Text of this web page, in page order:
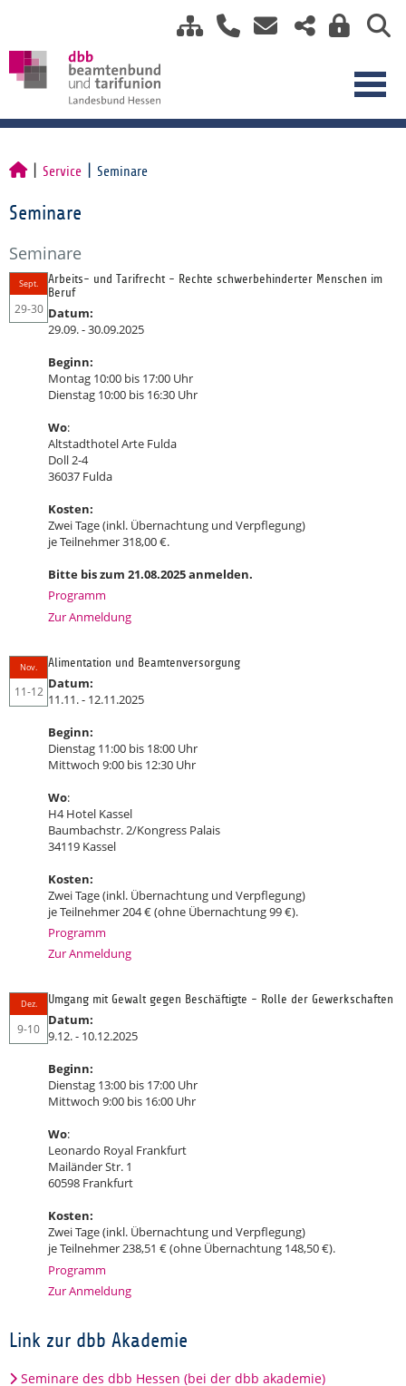
Service Seminare
Seminare
Seminare
Sept.
29-30
Arbeits- und Tarifrecht - Rechte schwerbehinderter Menschen im
Beruf
Datum:
29.09. - 30.09.2025
Beginn:
Montag 10:00 bis 17:00 Uhr
Dienstag 10:00 bis 16:30 Uhr
Wo:
Altstadthotel Arte Fulda
Doll 2-4
36037 Fulda
Kosten:
Zwei Tage (inkl. Übernachtung und Verpflegung)
je Teilnehmer 318,00 €.
Bitte bis zum 21.08.2025 anmelden.
Programm
Zur Anmeldung
Nov.
11-12
Alimentation und Beamtenversorgung
Datum:
11.11. - 12.11.2025
Beginn:
Dienstag 11:00 bis 18:00 Uhr
Mittwoch 9:00 bis 12:30 Uhr
Wo:
H4 Hotel Kassel
Baumbachstr. 2/Kongress Palais
34119 Kassel
Kosten:
Zwei Tage (inkl. Übernachtung und Verpflegung)
je Teilnehmer 204 € (ohne Übernachtung 99 €).
Programm
Zur Anmeldung
Dez.
9-10
Umgang mit Gewalt gegen Beschäftigte - Rolle der Gewerkschaften
Datum:
9.12. - 10.12.2025
Beginn:
Dienstag 13:00 bis 17:00 Uhr
Mittwoch 9:00 bis 16:00 Uhr
Wo:
Leonardo Royal Frankfurt
Mailänder Str. 1
60598 Frankfurt
Kosten:
Zwei Tage (inkl. Übernachtung und Verpflegung)
je Teilnehmer 238,51 € (ohne Übernachtung 148,50 €).
Programm
Zur Anmeldung
Link zur dbb Akademie
Seminare des dbb Hessen (bei der dbb akademie)